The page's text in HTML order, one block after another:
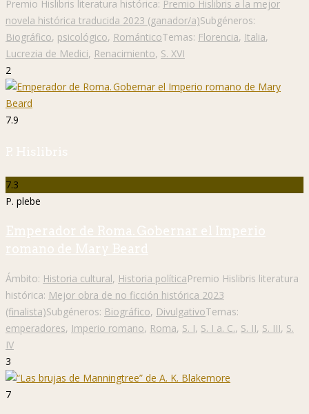
Premio Hislibris literatura histórica: Premio Hislibris a la mejor
novela histórica traducida 2023 (ganador/a)Subgéneros:
Biográfico, psicológico, RománticoTemas: Florencia, Italia,
Lucrezia de Medici, Renacimiento, S. XVI
2
7.9
P. Hislibris
7.3
P. plebe
Emperador de Roma. Gobernar el Imperio
romano de Mary Beard
Ámbito: Historia cultural, Historia políticaPremio Hislibris literatura
histórica: Mejor obra de no ficción histórica 2023
(finalista)Subgéneros: Biográfico, DivulgativoTemas:
emperadores, Imperio romano, Roma, S. I, S. I a. C., S. II, S. III, S.
IV
3
7